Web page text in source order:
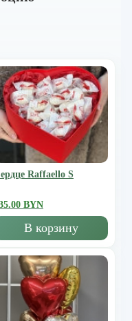
Raffaello S
BYN
В корзину